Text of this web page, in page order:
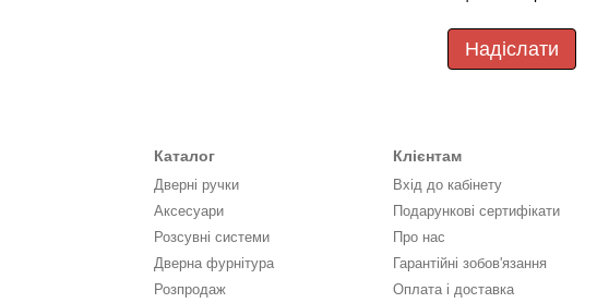
Надіслати
Каталог
Дверні ручки
Аксесуари
Розсувні системи
Дверна фурнітура
Розпродаж
Клієнтам
Вхід до кабінету
Подарункові сертифікати
Про нас
Гарантійні зобов'язання
Оплата і доставка